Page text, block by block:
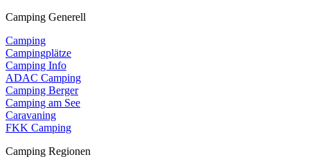
Camping Generell
Camping
Campingplätze
Camping Info
ADAC Camping
Camping Berger
Camping am See
Caravaning
FKK Camping
Camping Regionen